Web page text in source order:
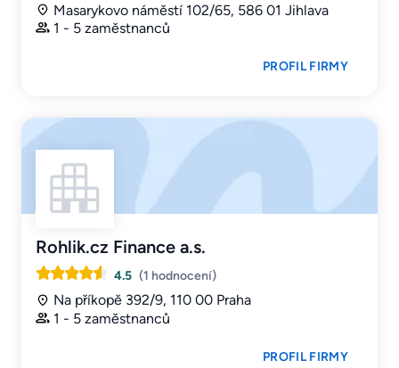
Masarykovo náměstí 102/65, 586 01 Jihlava
1 - 5 zaměstnanců
PROFIL FIRMY
Rohlik.cz Finance a.s.
4.5 (1 hodnocení)
Na příkopě 392/9, 110 00 Praha
1 - 5 zaměstnanců
PROFIL FIRMY